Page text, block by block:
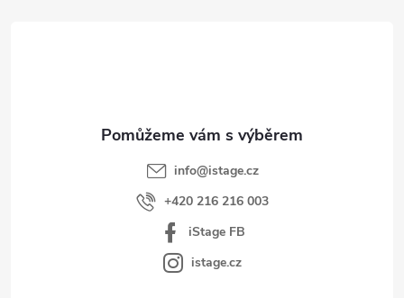
info@istage.cz
+420 216 216 003
iStage FB
istage.cz